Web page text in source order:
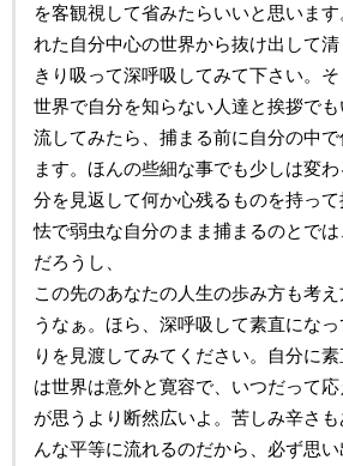
を客観視して省みたらいいと思いま
れた自分中心の世界から抜け出して
きり吸って深呼吸してみて下さい。
世界で自分を知らない人達と挨拶で
流してみたら、捕まる前に自分の中
ます。ほんの些細な事でも少しは変
分を見返して何か心残るものを持っ
怯で弱虫な自分のまま捕まるのとで
だろうし、
この先のあなたの人生の歩み方も考
うなぁ。ほら、深呼吸して素直にな
りを見渡してみてください。自分に
は世界は意外と寛容で、いつだって
が思うより断然広いよ。苦しみ辛さ
んな平等に流れるのだから、必ず思い